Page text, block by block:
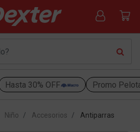
Hasta 30% OFF Promo
Niño Accesorios Antiparras